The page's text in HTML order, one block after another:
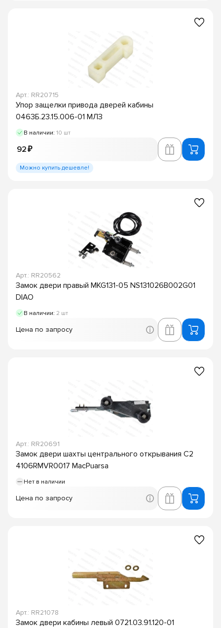
Арт.: RR20715
Упор защелки привода дверей кабины
0463Б.23.15.006-01 МЛЗ
В наличии: 10 шт
92 ₽
Можно купить дешевле!
Арт.: RR20562
Замок двери правый MKG131-05 NS131026B002G01
DIAO
В наличии: 2 шт
Цена по запросу
Арт.: RR20691
Замок двери шахты центрального открывания C2
4106RMVR0017 MacPuarsa
Нет в наличии
Цена по запросу
Арт.: RR21078
Замок двери кабины левый 0721.03.91.120-01